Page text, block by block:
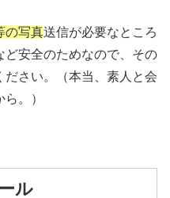
の写真送信が必要なところ
ど安全のためなので、その
ださい。（本当、素人と会
。）
ル